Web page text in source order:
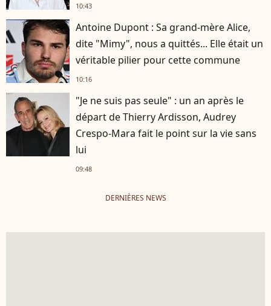
10:43
Antoine Dupont : Sa grand-mère Alice,
dite "Mimy", nous a quittés... Elle était un
véritable pilier pour cette commune
10:16
"Je ne suis pas seule" : un an après le
départ de Thierry Ardisson, Audrey
Crespo-Mara fait le point sur la vie sans
lui
09:48
DERNIÈRES NEWS